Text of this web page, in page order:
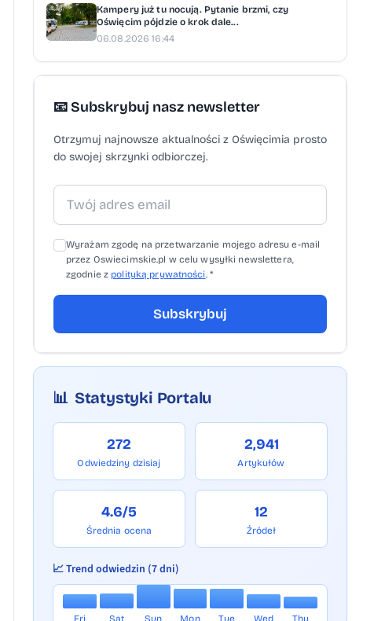
Kampery już tu nocują. Pytanie brzmi, czy
Oświęcim pójdzie o krok dale...
06.08.2026 16:44
📧 Subskrybuj nasz newsletter
Otrzymuj najnowsze aktualności z Oświęcimia prosto
do swojej skrzynki odbiorczej.
Wyrażam zgodę na przetwarzanie mojego adresu e-mail
przez Oswiecimskie.pl w celu wysyłki newslettera,
zgodnie z polityką prywatności. *
Subskrybuj
📊 Statystyki Portalu
272
Odwiedziny dzisiaj
2,941
Artykułów
4.6/5
Średnia ocena
12
Źródeł
📈 Trend odwiedzin (7 dni)
Fri Sat Sun Mon Tue Wed Thu